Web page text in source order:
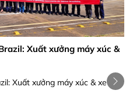
Xuất xưởng máy xúc &
Xuất xưởng máy xúc & xe